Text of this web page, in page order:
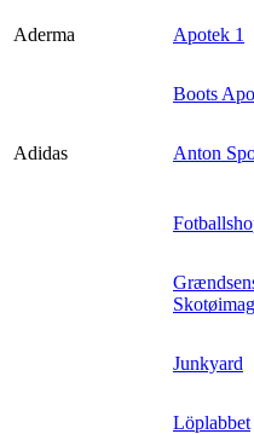
Aderma Apotek 1
Boots
Adidas Anton
Junkyard
Löplabbet